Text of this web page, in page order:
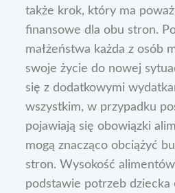
także krok, który ma
finansowe dla obu stron.
małżeństwa każda z osób
swoje życie do nowej
się z dodatkowymi
wszystkim, w przypadku
pojawiają się obowiązki
mogą znacząco obciążyć
stron. Wysokość
podstawie potrzeb dziecka